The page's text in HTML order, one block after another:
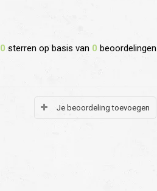
0 sterren op basis van 0 beoordelingen
Je beoordeling toevoegen